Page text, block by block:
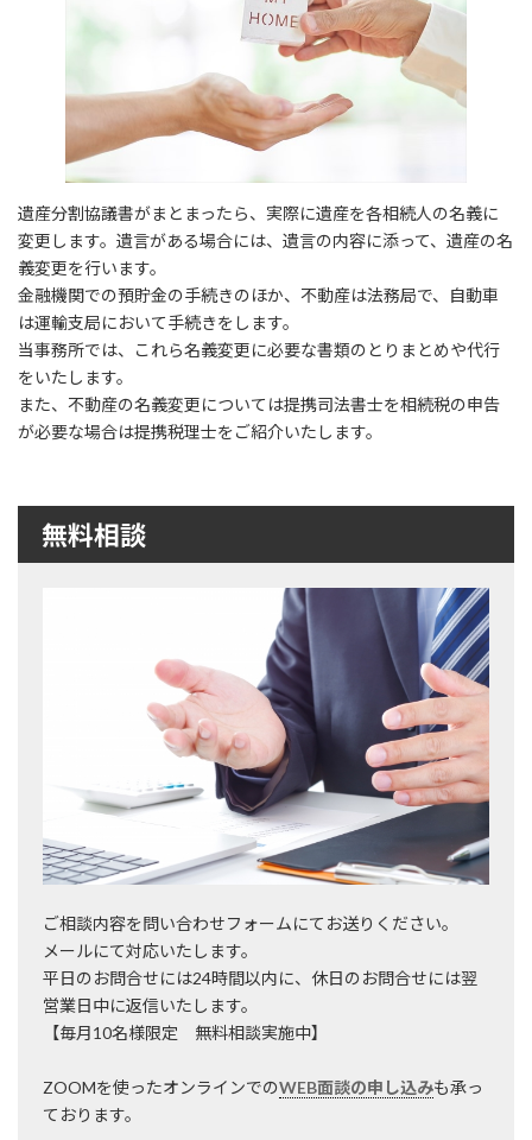
遺産分割協議書がまとまったら、実際に遺産を各相続人の名義に
変更します。遺言がある場合には、遺言の内容に添って、遺産の名
義変更を行います。
金融機関での預貯金の手続きのほか、不動産は法務局で、自動車
は運輸支局において手続きをします。
当事務所では、これら名義変更に必要な書類のとりまとめや代行
をいたします。
また、不動産の名義変更については提携司法書士を相続税の申告
が必要な場合は提携税理士をご紹介いたします。
無料相談
ご相談内容を問い合わせフォームにてお送りください。
メールにて対応いたします。
平日のお問合せには24時間以内に、休日のお問合せには翌
営業日中に返信いたします。
【毎月10名様限定 無料相談実施中】
ZOOMを使ったオンラインでのWEB面談の申し込みも承っ
ております。